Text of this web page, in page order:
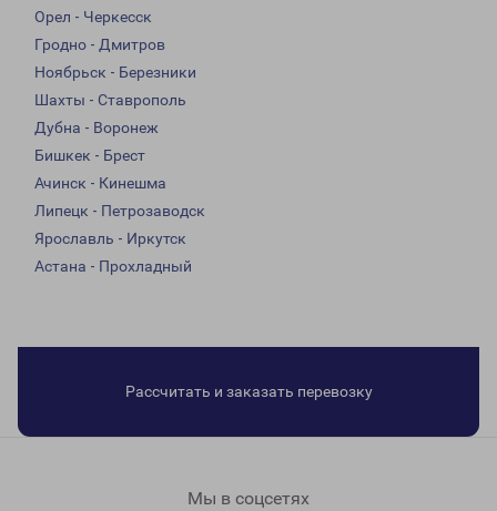
Орел - Черкесск
Гродно - Дмитров
Ноябрьск - Березники
Шахты - Ставрополь
Дубна - Воронеж
Бишкек - Брест
Ачинск - Кинешма
Липецк - Петрозаводск
Ярославль - Иркутск
Астана - Прохладный
Рассчитать и заказать перевозку
Мы в соцсетях